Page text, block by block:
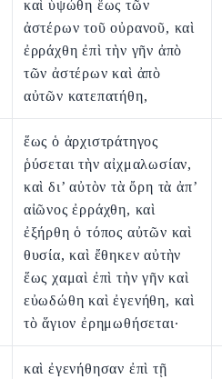
καὶ ὑψώθη ἕως τῶν
ἀστέρων τοῦ οὐρανοῦ, καὶ
ἐρράχθη ἐπὶ τὴν γῆν ἀπὸ
τῶν ἀστέρων καὶ ἀπὸ
αὐτῶν κατεπατήθη,
ἕως ὁ ἀρχιστράτηγος
ῥύσεται τὴν αἰχμαλωσίαν,
καὶ δι’ αὐτὸν τὰ ὄρη τὰ ἀπ’
αἰῶνος ἐρράχθη, καὶ
ἐξήρθη ὁ τόπος αὐτῶν καὶ
θυσία, καὶ ἔθηκεν αὐτὴν
ἕως χαμαὶ ἐπὶ τὴν γῆν καὶ
εὐωδώθη καὶ ἐγενήθη, καὶ
τὸ ἅγιον ἐρημωθήσεται·
καὶ ἐγενήθησαν ἐπὶ τῇ